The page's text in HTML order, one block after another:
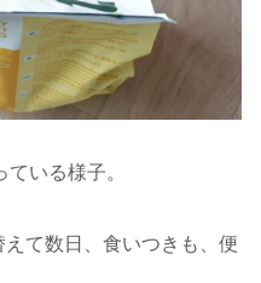
いる様子。
て数日、食いつきも、便